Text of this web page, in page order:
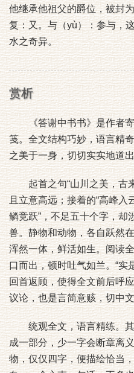
他继承他祖父的爵位，被封
复：又。与（yù）：参与，
水之奇异。
赏析
《答谢中书书》是作者寄
笺。全文结构巧妙，语言精
之美于一身，切切实实地道
起首之句“山川之美，古来
且立意高远；接着的“高峰入
鳞竞跃”，不足五十个字，却
兽。静物和动物，各自跃然
浑然一体，鲜活如生。阅读
口而出，顿时吐气如兰。“实
回首返顾，使得全文前后呼
议论，也是言简意赅，切中
统观全文，语言精练。其
成一部分，少一字会断章离
物，仅仅四字，便描绘恰当